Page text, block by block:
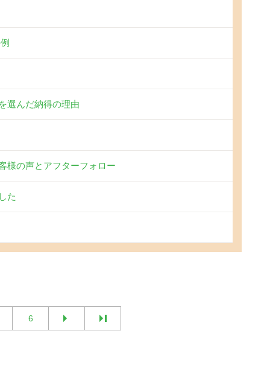
選んだ納得の理由
様の声とアフターフォロー
た
6